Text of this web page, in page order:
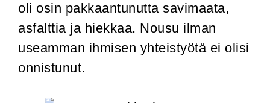
oli osin pakkaantunutta savimaata,
asfalttia ja hiekkaa. Nousu ilman
useamman ihmisen yhteistyötä ei olisi
onnistunut.